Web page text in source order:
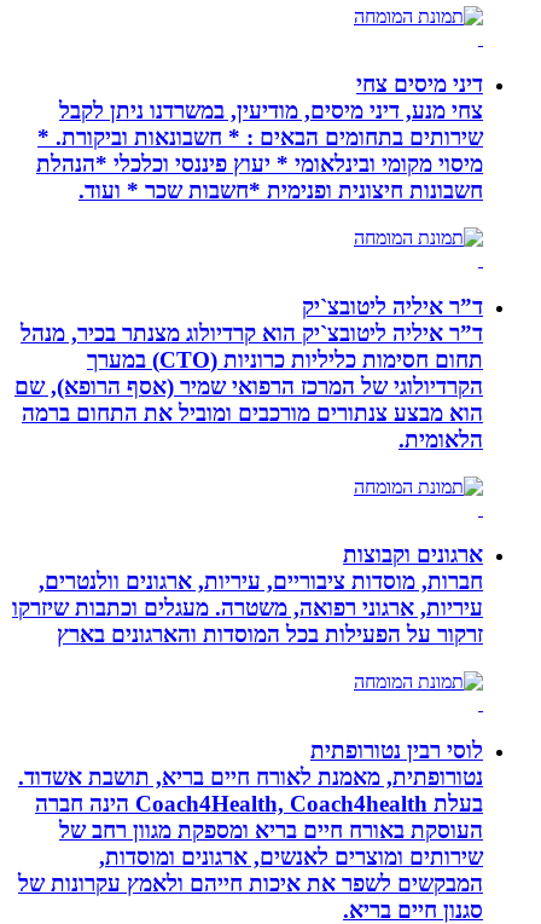
דיני מיסים צחי
צחי מנע, דיני מיסים, מודיעין, במשרדנו ניתן לקבל
שירותים בתחומים הבאים : * חשבונאות וביקורת. *
מיסוי מקומי ובינלאומי * יעוץ פיננסי וכלכלי *הנהלת
חשבונות חיצונית ופנימית *חשבות שכר * ועוד.
ד”ר איליה ליטובצ`יק
ד”ר איליה ליטובצ`יק הוא קרדיולוג מצנתר בכיר, מנהל
תחום חסימות כליליות כרוניות (CTO) במערך
הקרדיולוגי של המרכז הרפואי שמיר (אסף הרופא), שם
הוא מבצע צנתורים מורכבים ומוביל את התחום ברמה
הלאומית.
ארגונים וקבוצות
חברות, מוסדות ציבוריים, עיריות, ארגונים וולנטרים,
עיריות, ארגוני רפואה, משטרה. מעגלים וכתבות שיזרקו
זרקור על הפעילות בכל המוסדות והארגונים בארץ
לוסי רבין נטורופתית
נטורופתית, מאמנת לאורח חיים בריא, תושבת אשדוד.
בעלת Coach4Health, Coach4health הינה חברה
העוסקת באורח חיים בריא ומספקת מגוון רחב של
שירותים ומוצרים לאנשים, ארגונים ומוסדות,
המבקשים לשפר את איכות חייהם ולאמץ עקרונות של
סגנון חיים בריא.